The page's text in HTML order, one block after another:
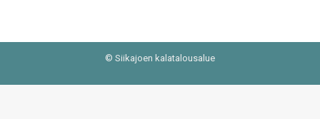
© Siikajoen kalatalousalue